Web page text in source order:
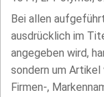
Bei allen
ausdrücklich im
angegeben wird,
sondern um
Firmen-,